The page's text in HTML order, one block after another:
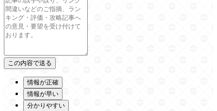
情報が正確
情報が早い
分かりやすい